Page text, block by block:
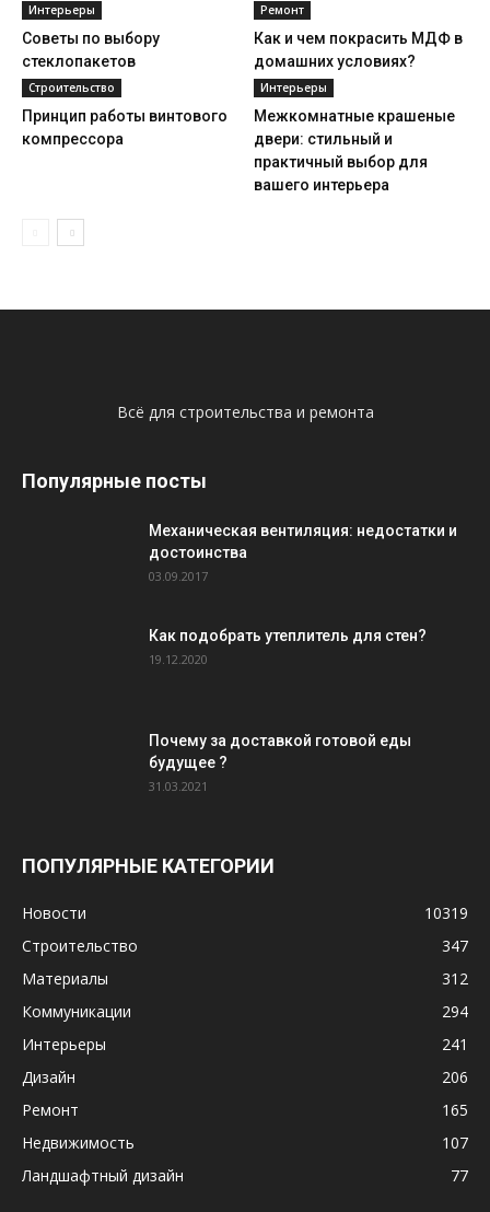
Интерьеры
Советы по выбору
стеклопакетов
Ремонт
Как и чем покрасить МДФ в
домашних условиях?
Строительство
Принцип работы винтового
компрессора
Интерьеры
Межкомнатные крашеные
двери: стильный и
практичный выбор для
вашего интерьера
Всё для строительства и ремонта
Популярные посты
Механическая вентиляция: недостатки и
достоинства
03.09.2017
Как подобрать утеплитель для стен?
19.12.2020
Почему за доставкой готовой еды
будущее ?
31.03.2021
ПОПУЛЯРНЫЕ КАТЕГОРИИ
Новости
10319
Строительство
347
Материалы
312
Коммуникации
294
Интерьеры
241
Дизайн
206
Ремонт
165
Недвижимость
107
Ландшафтный дизайн
77